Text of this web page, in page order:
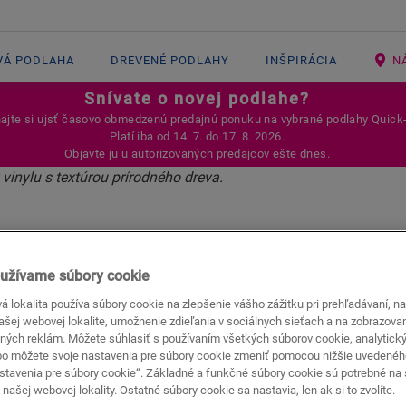
PODLAHA DREVENÉ PODLAHY INŠPIRÁCIA
Snívate o novej podlahe?
si ujsť časovo obmedzenú predajnú ponuku na vybrané podlahy
Platí iba od 14. 7. do 17. 8. 2026.
Objavte ju u autorizovaných predajcov ešte dnes.
QUICK STEP
PRI
súbory cookie
lokalita používa súbory cookie na zlepšenie vášho zážitku pri prehľadávaní,
webovej lokalite, umožnenie zdieľania v sociálnych sieťach a na
reklám. Môžete súhlasiť s používaním všetkých súborov cookie,
môžete svoje nastavenia pre súbory cookie zmeniť pomocou nižšie
pre súbory cookie“. Základné a funkčné súbory cookie sú potrebné na
webovej lokality. Ostatné súbory cookie sa nastavia, len ak si to zvolíte.